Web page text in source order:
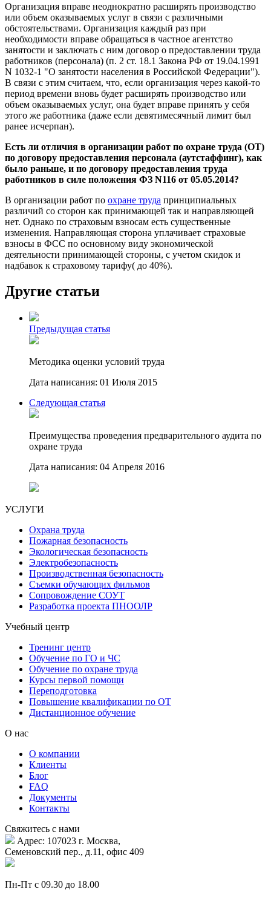
Организация вправе неоднократно расширять производство
или объем оказываемых услуг в связи с различными
обстоятельствами. Организация каждый раз при
необходимости вправе обращаться в частное агентство
занятости и заключать с ним договор о предоставлении труда
работников (персонала) (п. 2 ст. 18.1 Закона РФ от 19.04.1991
N 1032-1 "О занятости населения в Российской Федерации").
В связи с этим считаем, что, если организация через какой-то
период времени вновь будет расширять производство или
объем оказываемых услуг, она будет вправе принять у себя
этого же работника (даже если девятимесячный лимит был
ранее исчерпан).
Есть ли отличия в организации работ по охране труда (ОТ)
по договору предоставления персонала (аутстаффинг), как
было раньше, и по договору предоставления труда
работников в силе положения ФЗ N116 от 05.05.2014?
В организации работ по охране труда принципиальных
различий со сторон как принимающей так и направляющей
нет. Однако по страховым взносам есть существенные
изменения. Направляющая сторона уплачивает страховые
взносы в ФСС по основному виду экономической
деятельности принимающей стороны, с учетом скидок и
надбавок к страховому тарифу( до 40%).
Другие статьи
Предыдущая статья
Методика оценки условий труда
Дата написания: 01 Июля 2015
Следующая статья
Преимущества проведения предварительного аудита по
охране труда
Дата написания: 04 Апреля 2016
УСЛУГИ
Охрана труда
Пожарная безопасность
Экологическая безопасность
Электробезопасность
Производственная безопасность
Съемки обучающих фильмов
Сопровождение СОУТ
Разработка проекта ПНООЛР
Учебный центр
Тренинг центр
Обучение по ГО и ЧС
Обучение по охране труда
Курсы первой помощи
Переподготовка
Повышение квалификации по ОТ
Дистанционное обучение
О нас
О компании
Клиенты
Блог
FAQ
Документы
Контакты
Свяжитесь с нами
Адрес: 107023 г. Москва,
Семеновский пер., д.11, офис 409
Пн-Пт с 09.30 до 18.00